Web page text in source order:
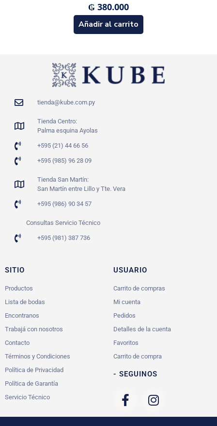
₲ 380.000
Añadir al carrito
tienda@kube.com.py
Tienda Centro:
Palma esquina Ayolas
+595 (21) 44 66 56
+595 (985) 96 28 09
Tienda San Martín:
San Martín entre Lillo y Tte. Vera
+595 (986) 90 34 57
Consultas Servicio Técnico
+595 (981) 387 736
SITIO
Productos
Lista de bodas
Encontranos
Trabajá con nosotros
Contacto
Términos y Condiciones
Política de Privacidad
Política de Garantía
Servicio Técnico
USUARIO
Carrito de compras
Mi cuenta
Pedidos
Detalles de la cuenta
Favoritos
Carrito de compra
- SEGUINOS